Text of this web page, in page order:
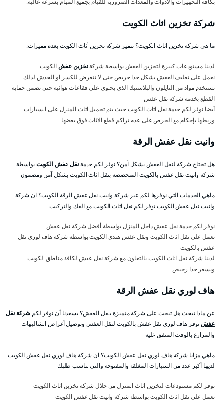
شركة تخزين اثاث الكويت
ما هي شركة تخزين اثاث الكويت؟ تتميز شركة تخزين أثاث الكويت بعدة مميزات:
لدينا مستودعات كبيرة لتخزين العفش بواسطة شركةتخزين عفشالكويت
نعمل على تغليف العفش بشكل جدا حريص حتى لا تتعرض للكسر او الخدش لذلك
نستخدم مواد من النايلون والبلاستيك الذي يحتوي على فقاعات هوائية حتى نضمن حماية
القطع بخدمة شركة نقل عفش
أيضا نوفر لكم خدمة نقل اثاث الكويت حيث يتم تحميل اثاث المنزل على السيارات
وربطها بإحكام مع الحرص على عدم تراكم قطع الاثاث فوق بعضها
وانيت نقل عفش الرقة
هل تحتاج شركة لنقل العفش بشكل آمن؟ نوفر لكم خدمةنقل عفش الكويتبواسطة
شركة وانيت نقل عفش بالكويت المتخصصة بنقل اثاث الكويت بشكل آمن ومضمون
ماهي الخدمات التي نوفرها لكم عبر شركة وانيت نقل عفش الرقة الكويت؟ ان شركة
وانيت نقل عفش الكويت توفر لكم نقل اثاث الكويت مع الفك والتركيب
نوفر لكم خدمة نقل عفش داخل المنزل بواسطة أفضل شركة نقل عفش
نعمل على نقل اثاث الكويت ونقل عفش هندي الكويت بواسطة شركه هاف لوري نقل
عفش بالكويت
لدينا شركة نقل اثاث الكويت بالتعاون مع شركة نقل عفش لكافة مناطق الكويت
وبسعر جدا رخيص
هاف لوري نقل عفش الرقة
عن ماذا تبحث هل تبحث على شركة متميزة بنقل العفش؟ يسعدنا أن نوفر لكم شركة نقل
عفشتوفر هاف لوري نقل عفش بالكويت لنقل العفش وتوصيل أغراض الشاليهات
والمزارع بالوقت المتفق عليه
ماهي مزايا شركة هاف لوري نقل عفش الكويت؟ ان شركة هاف لوري نقل عفش الكويت
لديها أكبر عدد من السيارات المغلقة والمفتوحة والتي تناسب طلبك
نوفر لكم مستودعات لتخزين اثاث المنزل من خلال شركة تخزين اثاث الكويت
نعمل على نقل اثاث الكويت بواسطة شركة وانيت نقل عفش الكويت